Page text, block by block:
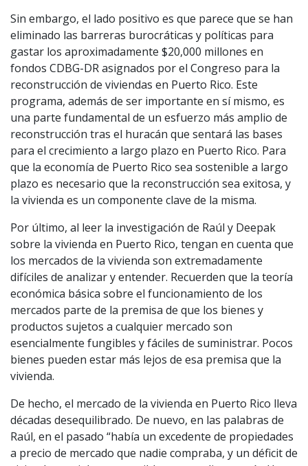
Sin embargo, el lado positivo es que parece que se han
eliminado las barreras burocráticas y políticas para
gastar los aproximadamente $20,000 millones en
fondos CDBG-DR asignados por el Congreso para la
reconstrucción de viviendas en Puerto Rico. Este
programa, además de ser importante en sí mismo, es
una parte fundamental de un esfuerzo más amplio de
reconstrucción tras el huracán que sentará las bases
para el crecimiento a largo plazo en Puerto Rico. Para
que la economía de Puerto Rico sea sostenible a largo
plazo es necesario que la reconstrucción sea exitosa, y
la vivienda es un componente clave de la misma.
Por último, al leer la investigación de Raúl y Deepak
sobre la vivienda en Puerto Rico, tengan en cuenta que
los mercados de la vivienda son extremadamente
difíciles de analizar y entender. Recuerden que la teoría
económica básica sobre el funcionamiento de los
mercados parte de la premisa de que los bienes y
productos sujetos a cualquier mercado son
esencialmente fungibles y fáciles de suministrar. Pocos
bienes pueden estar más lejos de esa premisa que la
vivienda.
De hecho, el mercado de la vivienda en Puerto Rico lleva
décadas desequilibrado. De nuevo, en las palabras de
Raúl, en el pasado “había un excedente de propiedades
a precio de mercado que nadie compraba, y un déficit de